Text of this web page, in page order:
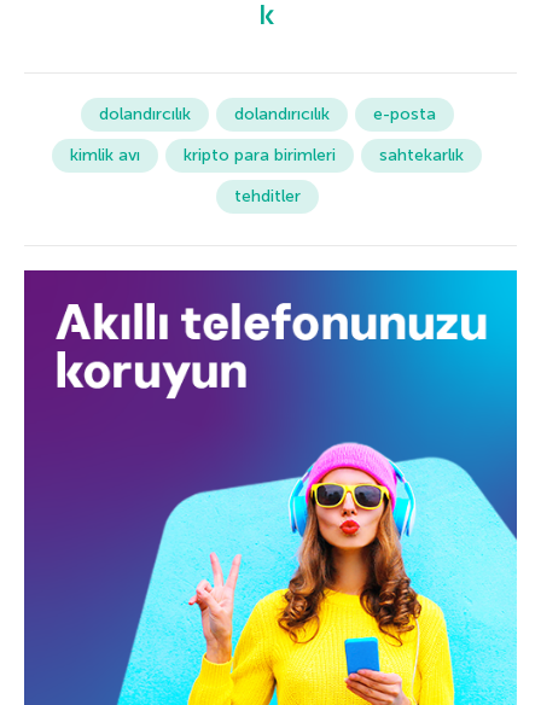
dolandırcılık dolandırıcılık
e-posta
kimlik avı
kripto para birimleri
sahtekarlık
tehditler